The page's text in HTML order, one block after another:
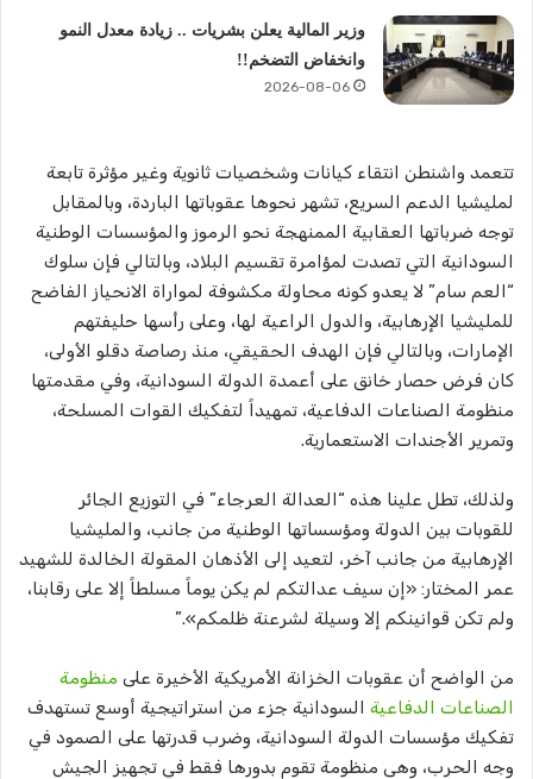
وزير المالية يعلن بشريات .. زيادة معدل النمو
وانخفاض التضخم!!
2026-08-06
تتعمد واشنطن انتقاء كيانات وشخصيات ثانوية وغير مؤثرة تابعة
لمليشيا الدعم السريع، تشهر نحوها عقوباتها الباردة، وبالمقابل
توجه ضرباتها العقابية الممنهجة نحو الرموز والمؤسسات الوطنية
السودانية التي تصدت لمؤامرة تقسيم البلاد، وبالتالي فإن سلوك
“العم سام” لا يعدو كونه محاولة مكشوفة لمواراة الانحياز الفاضح
للمليشيا الإرهابية، والدول الراعية لها، وعلى رأسها حليفتهم
الإمارات، وبالتالي فإن الهدف الحقيقي، منذ رصاصة دقلو الأولى،
كان فرض حصار خانق على أعمدة الدولة السودانية، وفي مقدمتها
منظومة الصناعات الدفاعية، تمهيداً لتفكيك القوات المسلحة،
وتمرير الأجندات الاستعمارية.
ولذلك، تطل علينا هذه “العدالة العرجاء” في التوزيع الجائر
للقوبات بين الدولة ومؤسساتها الوطنية من جانب، والمليشيا
الإرهابية من جانب آخر، لتعيد إلى الأذهان المقولة الخالدة للشهيد
عمر المختار: «إن سيف عدالتكم لم يكن يوماً مسلطاً إلا على رقابنا،
ولم تكن قوانينكم إلا وسيلة لشرعنة ظلمكم».”
من الواضح أن عقوبات الخزانة الأمريكية الأخيرة على منظومة
الصناعات الدفاعية السودانية جزء من استراتيجية أوسع تستهدف
تفكيك مؤسسات الدولة السودانية، وضرب قدرتها على الصمود في
وجه الحرب، وهى منظومة تقوم بدورها فقط في تجهيز الجيش